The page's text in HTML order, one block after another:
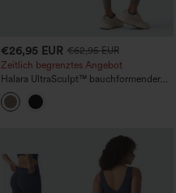
€26,95 EUR €62,95 EUR
Zeitlich begrenztes Angebot
Halara UltraSculpt™ bauchformender
Trainings-Jumpsuit mit Taschen – Easy
Peezy Edition – D/DD/DDD/F-Cups